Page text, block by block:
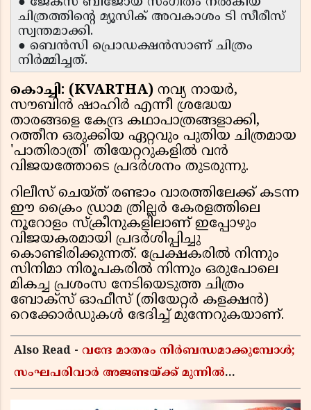
ചിത്രത്തിൻ്റെ മ്യൂസിക് അവകാശം ടി സീരീസ്
സ്വന്തമാക്കി.
● ബെൻസി പ്രൊഡക്ഷൻസാണ് ചിത്രം
നിർമ്മിച്ചത്.
കൊച്ചി: (KVARTHA) നവ്യ നായർ,
സൗബിൻ ഷാഹിർ എന്നീ ശ്രദ്ധേയ
താരങ്ങളെ കേന്ദ്ര കഥാപാത്രങ്ങളാക്കി,
റത്തീന ഒരുക്കിയ ഏറ്റവും പുതിയ ചിത്രമായ
'പാതിരാത്രി' തിയേറ്ററുകളിൽ വൻ
വിജയത്തോടെ പ്രദർശനം തുടരുന്നു.
റിലീസ് ചെയ്ത് രണ്ടാം വാരത്തിലേക്ക് കടന്ന
ഈ ക്രൈം ഡ്രാമ ത്രില്ലർ കേരളത്തിലെ
നൂറോളം സ്‌ക്രീനുകളിലാണ് ഇപ്പോഴും
വിജയകരമായി പ്രദർശിപ്പിച്ചു
കൊണ്ടിരിക്കുന്നത്. പ്രേക്ഷകരിൽ നിന്നും
സിനിമാ നിരൂപകരിൽ നിന്നും ഒരുപോലെ
മികച്ച പ്രശംസ നേടിയെടുത്ത ചിത്രം
ബോക്സ് ഓഫീസ് (തിയേറ്റർ കളക്ഷൻ)
റെക്കോർഡുകൾ ഭേദിച്ച് മുന്നേറുകയാണ്.
Also Read - വന്ദേ മാതരം നിർബന്ധമാക്കുമ്പോൾ;
സംഘപരിവാർ അജണ്ടയ്ക്ക് മുന്നിൽ